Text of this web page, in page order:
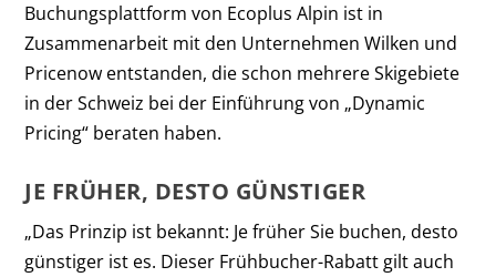
Buchungsplattform von Ecoplus Alpin ist in
Zusammenarbeit mit den Unternehmen Wilken und
Pricenow entstanden, die schon mehrere Skigebiete
in der Schweiz bei der Einführung von „Dynamic
Pricing“ beraten haben.
JE FRÜHER, DESTO GÜNSTIGER
„Das Prinzip ist bekannt: Je früher Sie buchen, desto
günstiger ist es. Dieser Frühbucher-Rabatt gilt auch